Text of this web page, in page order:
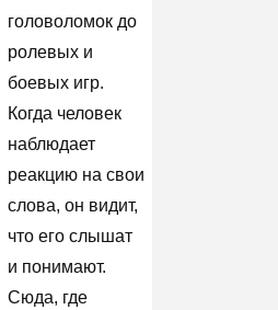
головоломок до
ролевых и
боевых игр.
Когда человек
наблюдает
реакцию на свои
слова, он видит,
что его слышат
и понимают.
Сюда, где